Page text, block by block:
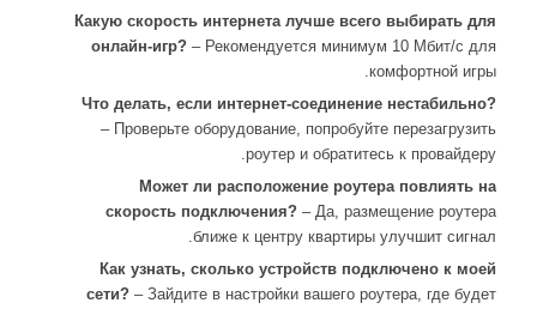
Какую скорость интернета лучше всего выбирать для
онлайн-игр? – Рекомендуется минимум 10 Мбит/с для
комфортной игры.
Что делать, если интернет-соединение нестабильно?
– Проверьте оборудование, попробуйте перезагрузить
роутер и обратитесь к провайдеру.
Может ли расположение роутера повлиять на
скорость подключения? – Да, размещение роутера
ближе к центру квартиры улучшит сигнал.
Как узнать, сколько устройств подключено к моей
сети? – Зайдите в настройки вашего роутера, где будет